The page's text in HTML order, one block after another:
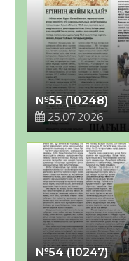
№55 (10248)
25.07.2026
№54 (10247)